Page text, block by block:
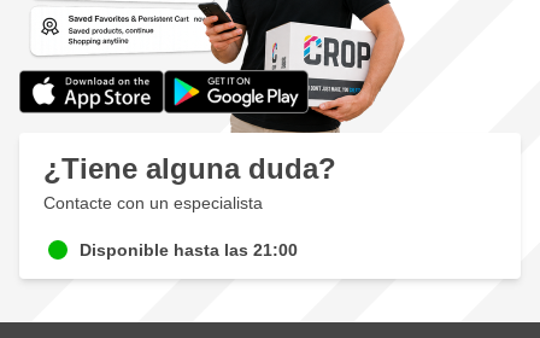
¿Tiene alguna duda?
Contacte con un especialista
Disponible hasta las 21:00